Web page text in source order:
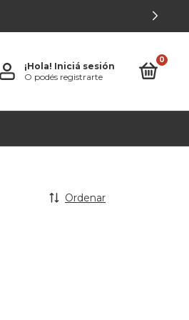
¡Hola! Iniciá sesión
O podés registrarte
0
Ordenar